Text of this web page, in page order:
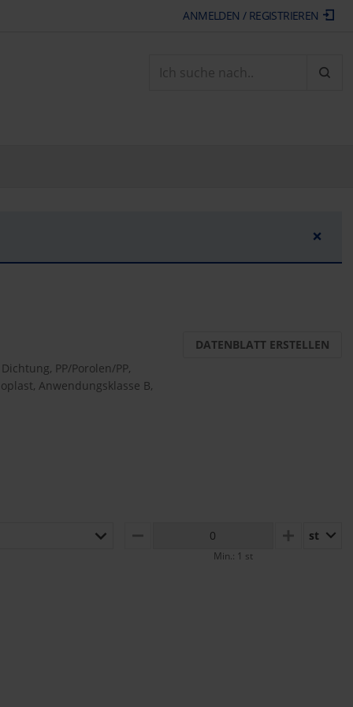
ANMELDEN / REGISTRIEREN
×
PP/Porolen/PP,
Anwendungsklasse B,
DATENBLATT ERSTELLEN
MINUS PLUSst
Min.: 1 st